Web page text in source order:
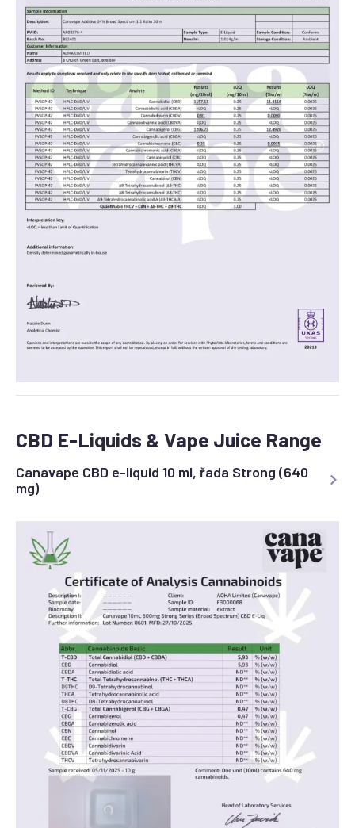
CBD E-Liquids & Vape Juice Range
Canavape CBD e-liquid 10 ml, řada Strong (640
mg)